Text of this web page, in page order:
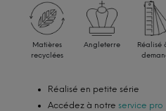
Matières
recyclées
Angleterre
Réalisé
Réalisé en petite série
Accédez à notre service pro